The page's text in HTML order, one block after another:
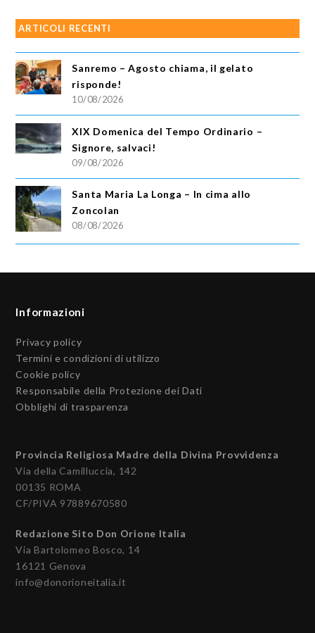
ARTICOLI RECENTI
Sanremo – Agosto chiama, il gelato
risponde!
10/08/2026
XIX Domenica del Tempo Ordinario –
Signore, salvaci!
09/08/2026
Santa Maria La Longa – In cima allo
Zoncolan
08/08/2026
Informazioni
Privacy policy
Termini e condizioni di utilizzo
Cookie policy
Responsabile della Protezione dei Dati
Obblighi di trasparenza
Provincia Religiosa Madre della Divina Provvidenza
Via della Camilluccia, 142
00135 ROMA
CF/PIVA 97889670580
Redazione Sito Don Orione Italia
Via Bartolomeo Bosco, 14
16121 Genova
info@donorioneitalia.it